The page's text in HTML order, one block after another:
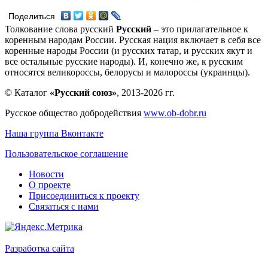
Поделиться
Толкование слова русский Русский – это прилагательное к
коренным народам России. Русская нация включает в себя все
коренные народы России (и русских татар, и русских якут и
все остальные русские народы). И, конечно же, к русским
относятся великороссы, белорусы и малороссы (украинцы).
© Каталог «Русский союз», 2013-2026 гг.
Русское общество добродействия www.ob-dobr.ru
Наша группа Вконтакте
Пользовательское соглашение
Новости
О проекте
Присоединиться к проекту
Связаться с нами
Разработка сайта